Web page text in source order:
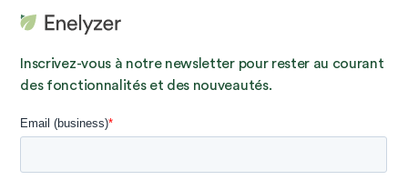
Inscrivez-vous à notre newsletter pour rester au courant
des fonctionnalités et des nouveautés.